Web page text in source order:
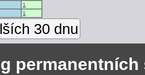
1
1
30 dnu
permanentních